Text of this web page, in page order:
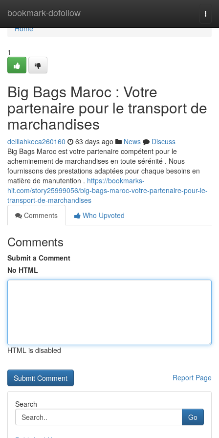
bookmark-dofollow
Home
Home
1
Big Bags Maroc : Votre
partenaire pour le transport de
marchandises
delilahkeca260160 63 days ago News
Discuss
Big Bags Maroc est votre partenaire compétent pour le
acheminement de marchandises en toute sérénité . Nous
fournissons des prestations adaptées pour chaque besoins en
matière de manutention . https://bookmarks-
hit.com/story25999056/big-bags-maroc-votre-partenaire-pour-le-
transport-de-marchandises
Comments
Who Upvoted
Comments
Submit a Comment
No HTML
HTML is disabled
Report Page
Search
Go